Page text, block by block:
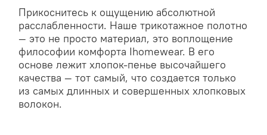
Прикоснитесь к ощущению абсолютной
расслабленности. Наше трикотажное полотно
— это не просто материал, это воплощение
философии комфорта Ihomewear. В его
основе лежит хлопок-пенье высочайшего
качества — тот самый, что создается только
из самых длинных и совершенных хлопковых
волокон.